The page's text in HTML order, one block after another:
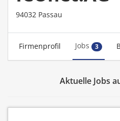
94032 Passau
Firmenprofil Jobs 3
Aktuelle Jobs